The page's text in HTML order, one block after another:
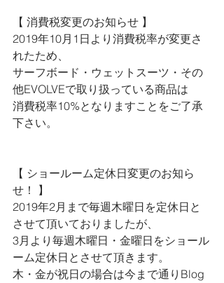
【 消費税変更のお知らせ 】
2019年10月1日より消費税率が変更さ
れたため、
サーフボード・ウェットスーツ・その
他EVOLVEで取り扱っている商品は
消費税率10%となりますことをご了承
下さい。
【 ショールーム定休日変更のお知ら
せ！ 】
2019年2月まで毎週木曜日を定休日と
させて頂いておりましたが、
3月より毎週木曜日・金曜日をショール
ーム定休日とさせて頂きます。
木・金が祝日の場合は今まで通りBlog